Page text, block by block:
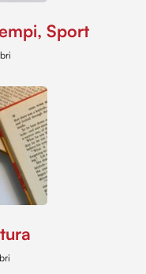
Sport